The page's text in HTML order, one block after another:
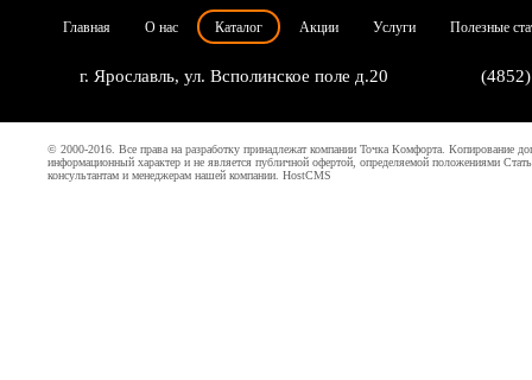
Главная О нас Каталог Акции Услуги Полезные
г. Ярославль, ул. Всполинское поле д.20
© 2000-2016. Все права на разработку принадлежат компании Точка Комфорта. Копирование
информационный характер и не является публичной офертой, определяемой
консультантам и менеджерам нашей компании. HostCMS